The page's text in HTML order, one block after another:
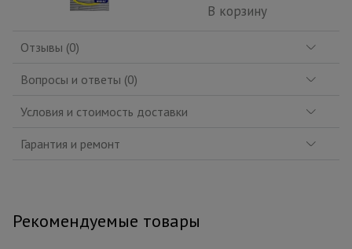
В корзину
Отзывы (0)
Вопросы и ответы (0)
Условия и стоимость доставки
Гарантия и ремонт
Рекомендуемые товары